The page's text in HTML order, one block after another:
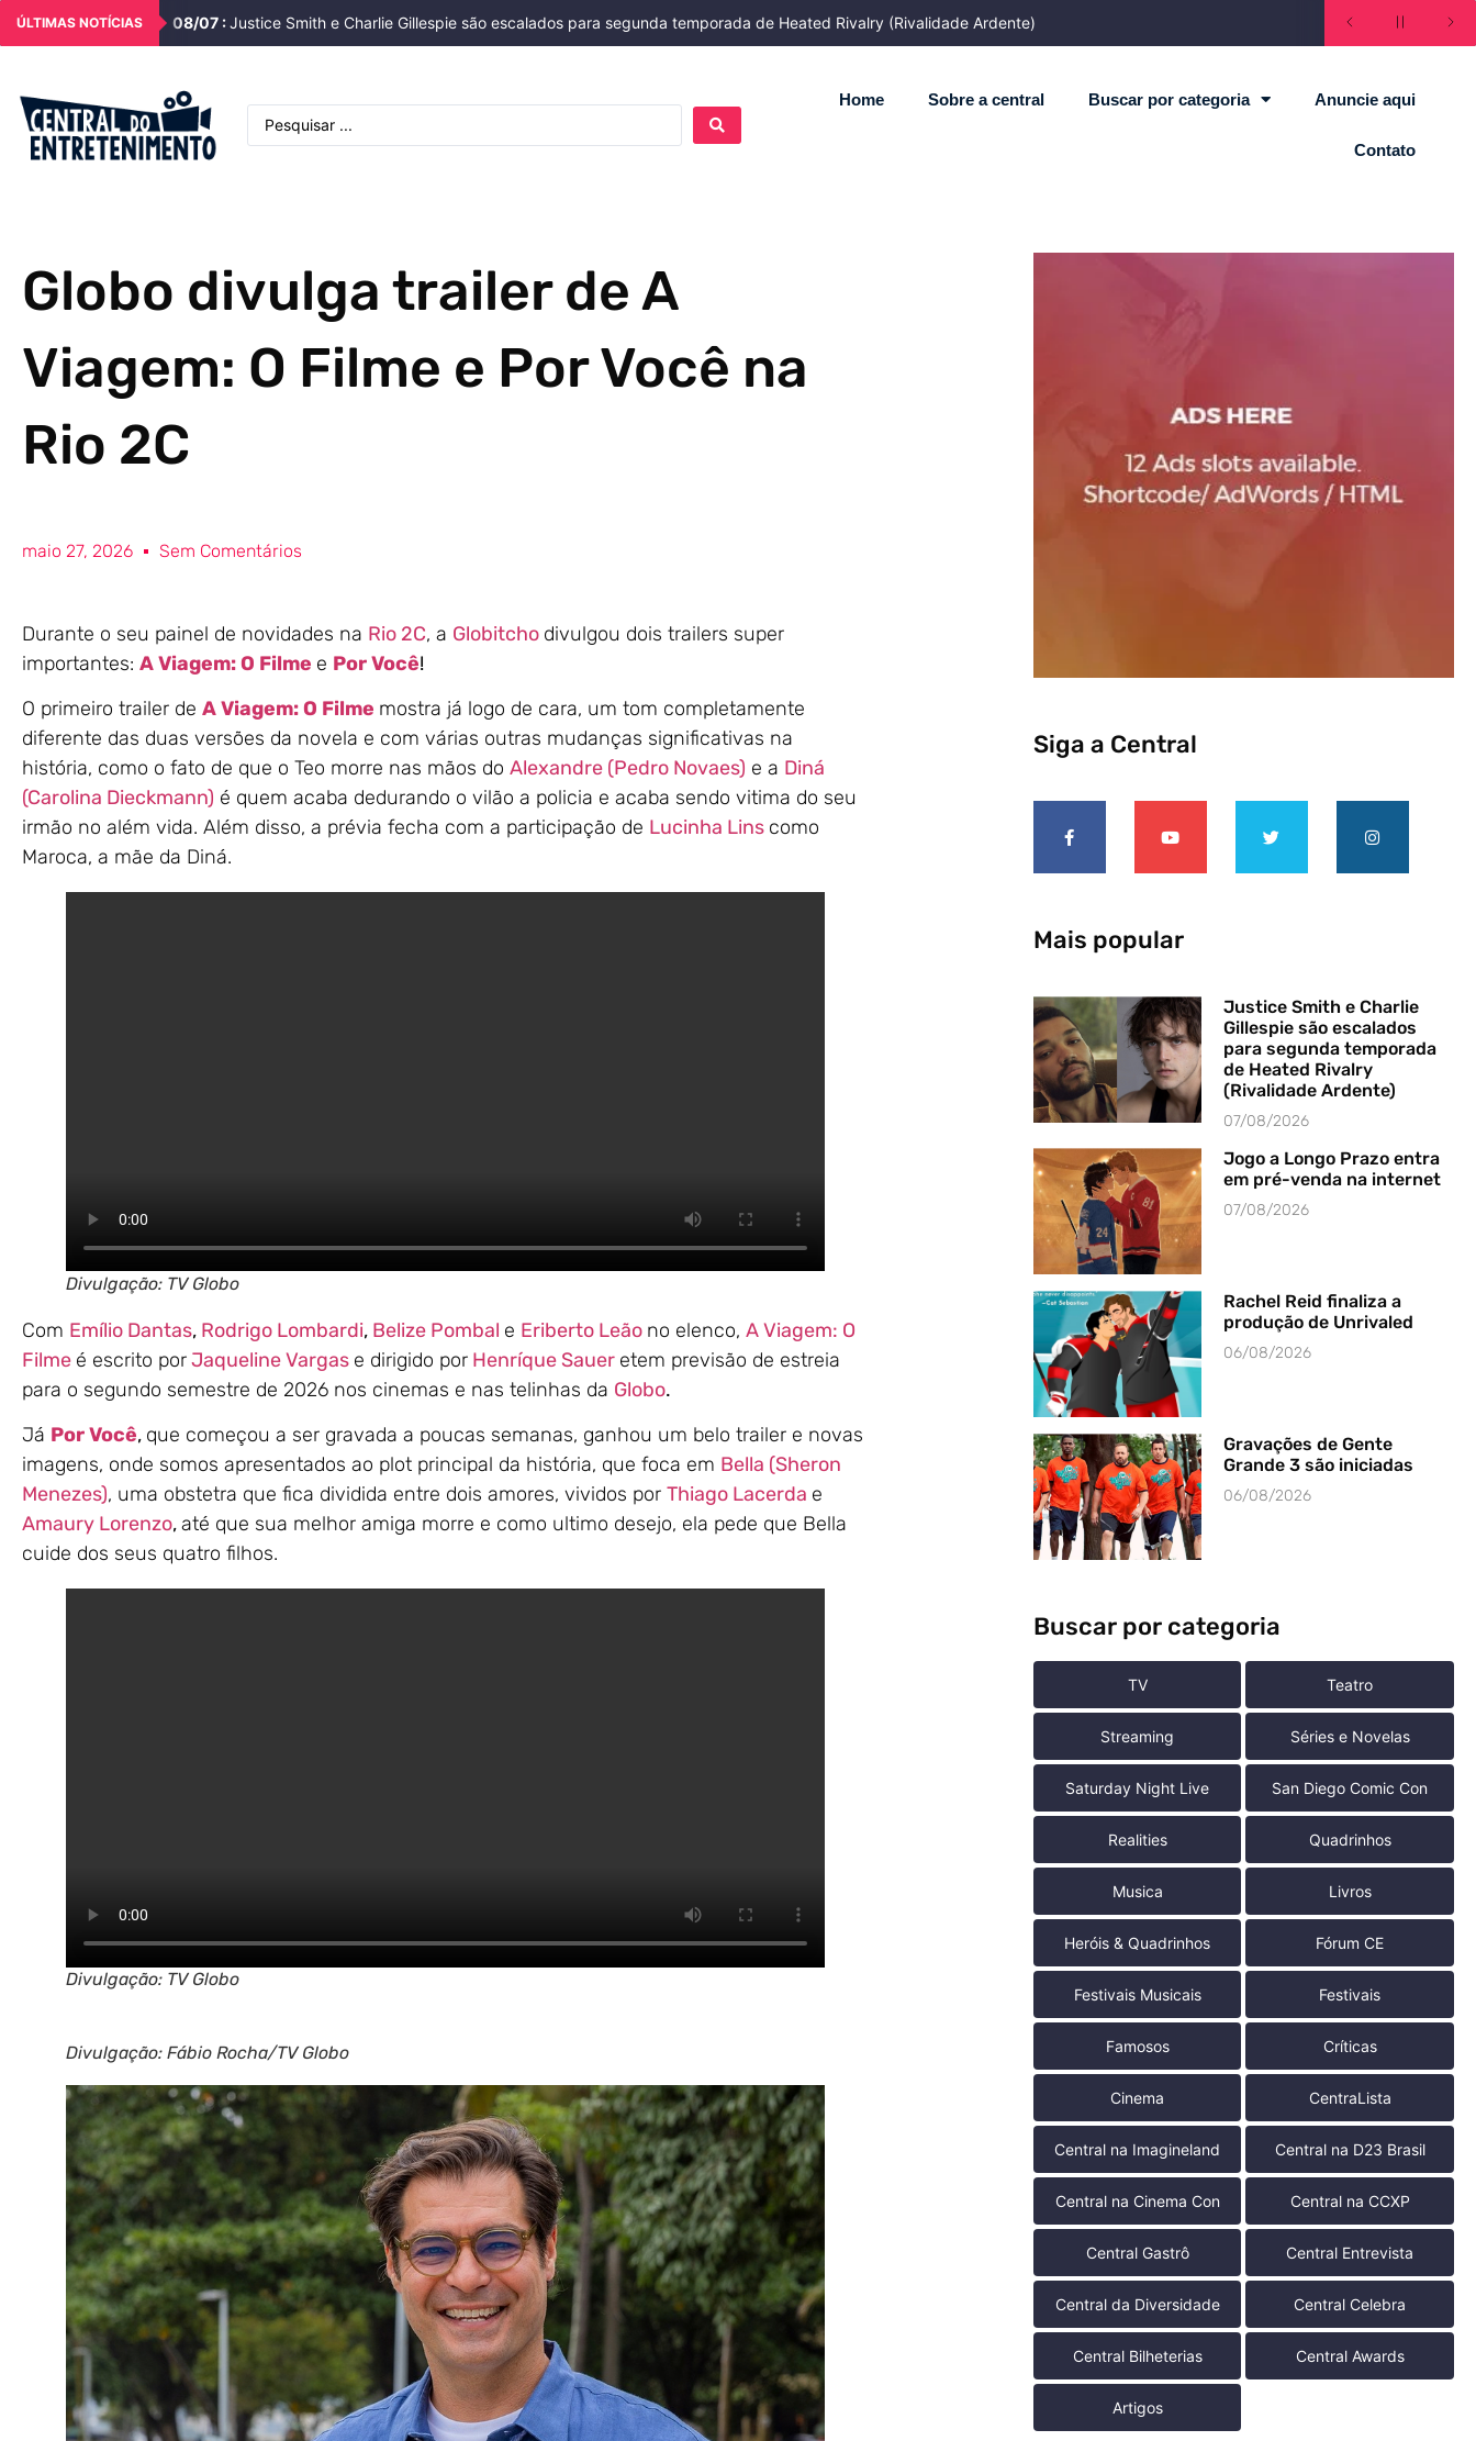
ÚLTIMAS NOTÍCIAS 08/07 :Justice Smith e Charlie Gillespie são escalados para segunda temporada de Heated Rivalry (Rivalidade Ardente)
Home Sobre a central Buscar por categoria Anuncie aqui
Contato
Globo divulga trailer de A
Viagem: O Filme e Por Você na
Rio 2C
maio 27, 2026 Sem Comentários
Durante o seu painel de novidades na Rio 2C, a Globitcho divulgou dois trailers super
importantes: A Viagem: O Filme e Por Você!
O primeiro trailer de A Viagem: O Filme mostra já logo de cara, um tom completamente
diferente das duas versões da novela e com várias outras mudanças significativas na
história, como o fato de que o Teo morre nas mãos do Alexandre (Pedro Novaes) e a Diná
(Carolina Dieckmann) é quem acaba dedurando o vilão a policia e acaba sendo vitima do seu
irmão no além vida. Além disso, a prévia fecha com a participação de Lucinha Lins como
Maroca, a mãe da Diná.
Divulgação: TV Globo
Com Emílio Dantas, Rodrigo Lombardi, Belize Pombal e Eriberto Leão no elenco, A Viagem: O
Filme é escrito porJaqueline Vargas e dirigido por Henríque Sauer etem previsão de estreia
para o segundo semestre de 2026 nos cinemas e nas telinhas da Globo.
Já Por Você, que começou a ser gravada a poucas semanas, ganhou um belo trailer e novas
imagens, onde somos apresentados ao plot principal da história, que foca em Bella (Sheron
Menezes), uma obstetra que fica dividida entre dois amores, vividos por Thiago Lacerda e
Amaury Lorenzo,até que sua melhor amiga morre e como ultimo desejo, ela pede que Bella
cuide dos seus quatro filhos.
Divulgação: TV Globo
Divulgação: Fábio Rocha/TV Globo
Siga a Central
Mais popular
Justice Smith e Charlie
Gillespie são escalados
para segunda temporada
de Heated Rivalry
(Rivalidade Ardente)
07/08/2026
Jogo a Longo Prazo entra
em pré-venda na internet
07/08/2026
Rachel Reid finaliza a
produção de Unrivaled
06/08/2026
Gravações de Gente
Grande 3 são iniciadas
06/08/2026
Buscar por categoria
TV Teatro
Streaming Séries e Novelas
Saturday Night Live San Diego Comic Con
Realities Quadrinhos
Musica Livros
Heróis & Quadrinhos Fórum CE
Festivais Musicais Festivais
Famosos Críticas
Cinema CentraLista
Central na Imagineland Central na D23 Brasil
Central na Cinema Con Central na CCXP
Central Gastrô Central Entrevista
Central da Diversidade Central Celebra
Central Bilheterias Central Awards
Artigos